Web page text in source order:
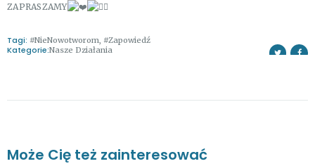
ZAPRASZAMY
Tagi: #NieNowotworom, #Zapowiedź
Kategorie:Nasze Działania
Może Cię też zainteresować